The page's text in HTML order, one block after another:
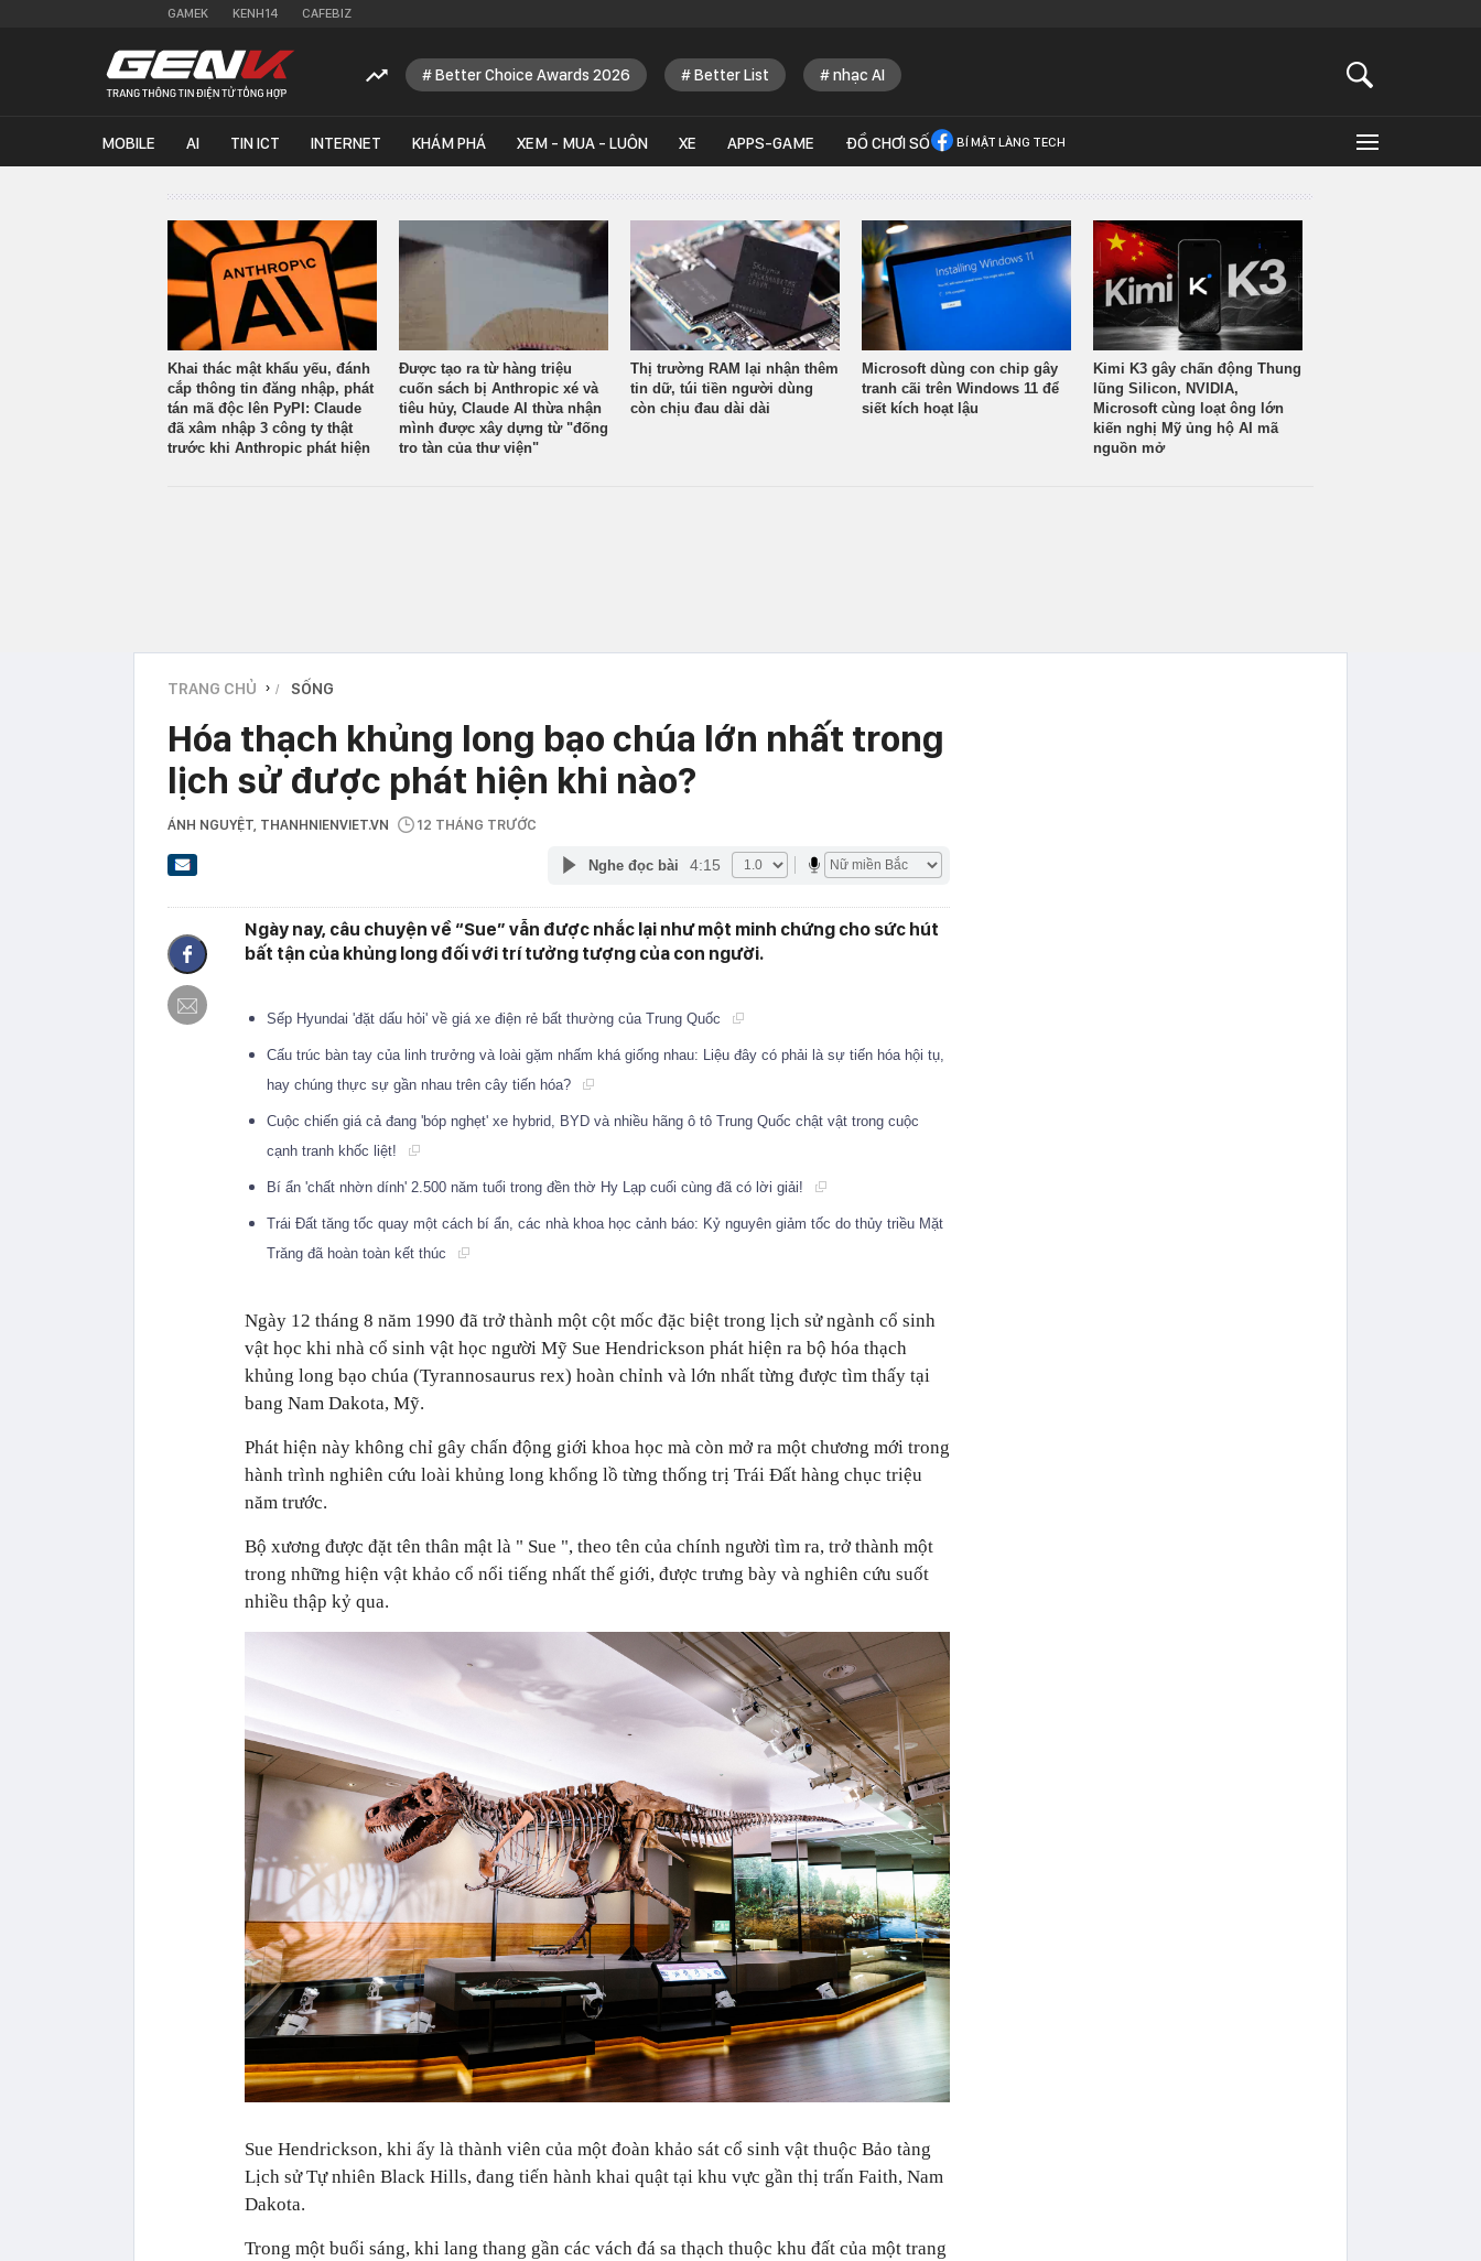
GAMEK KENH14 CAFEBIZ
Better Choice Awards 2026 Better List nhạc AI
MOBILE AI TIN ICT INTERNET KHÁM PHÁ XEM - MUA - LUÔN XE APPS-GAME ĐỒ CHƠI SỐ BÍ MẬT LÀNG TECH
Khai thác mật khẩu yếu, đánh
cắp thông tin đăng nhập, phát
tán mã độc lên PyPI: Claude
đã xâm nhập 3 công ty thật
trước khi Anthropic phát hiện
Được tạo ra từ hàng triệu
cuốn sách bị Anthropic xé và
tiêu hủy, Claude AI thừa nhận
mình được xây dựng từ "đống
tro tàn của thư viện"
Thị trường RAM lại nhận thêm
tin dữ, túi tiền người dùng
còn chịu đau dài dài
Microsoft dùng con chip gây
tranh cãi trên Windows 11 để
siết kích hoạt lậu
Kimi K3 gây chấn động Thung
lũng Silicon, NVIDIA,
Microsoft cùng loạt ông lớn
kiến nghị Mỹ ủng hộ AI mã
nguồn mở
TRANG CHỦ › SỐNG
Hóa thạch khủng long bạo chúa lớn nhất trong
lịch sử được phát hiện khi nào?
ÁNH NGUYỆT , THANHNIENVIET.VN 12 THÁNG TRƯỚC
Nghe đọc bài 4:15
Ngày nay, câu chuyện về “Sue” vẫn được nhắc lại như một minh chứng cho sức hút
bất tận của khủng long đối với trí tưởng tượng của con người.
Sếp Hyundai 'đặt dấu hỏi' về giá xe điện rẻ bất thường của Trung Quốc
Cấu trúc bàn tay của linh trưởng và loài gặm nhấm khá giống nhau: Liệu đây có phải là sự tiến hóa hội tụ,
hay chúng thực sự gần nhau trên cây tiến hóa?
Cuộc chiến giá cả đang 'bóp nghẹt' xe hybrid, BYD và nhiều hãng ô tô Trung Quốc chật vật trong cuộc
cạnh tranh khốc liệt!
Bí ẩn 'chất nhờn dính' 2.500 năm tuổi trong đền thờ Hy Lạp cuối cùng đã có lời giải!
Trái Đất tăng tốc quay một cách bí ẩn, các nhà khoa học cảnh báo: Kỷ nguyên giảm tốc do thủy triều Mặt
Trăng đã hoàn toàn kết thúc
Ngày 12 tháng 8 năm 1990 đã trở thành một cột mốc đặc biệt trong lịch sử ngành cổ sinh
vật học khi nhà cổ sinh vật học người Mỹ Sue Hendrickson phát hiện ra bộ hóa thạch
khủng long bạo chúa (Tyrannosaurus rex) hoàn chỉnh và lớn nhất từng được tìm thấy tại
bang Nam Dakota, Mỹ.
Phát hiện này không chỉ gây chấn động giới khoa học mà còn mở ra một chương mới trong
hành trình nghiên cứu loài khủng long khổng lồ từng thống trị Trái Đất hàng chục triệu
năm trước.
Bộ xương được đặt tên thân mật là " Sue ", theo tên của chính người tìm ra, trở thành một
trong những hiện vật khảo cổ nổi tiếng nhất thế giới, được trưng bày và nghiên cứu suốt
nhiều thập kỷ qua.
Sue Hendrickson, khi ấy là thành viên của một đoàn khảo sát cổ sinh vật thuộc Bảo tàng
Lịch sử Tự nhiên Black Hills, đang tiến hành khai quật tại khu vực gần thị trấn Faith, Nam
Dakota.
Trong một buổi sáng, khi lang thang gần các vách đá sa thạch thuộc khu đất của một trang